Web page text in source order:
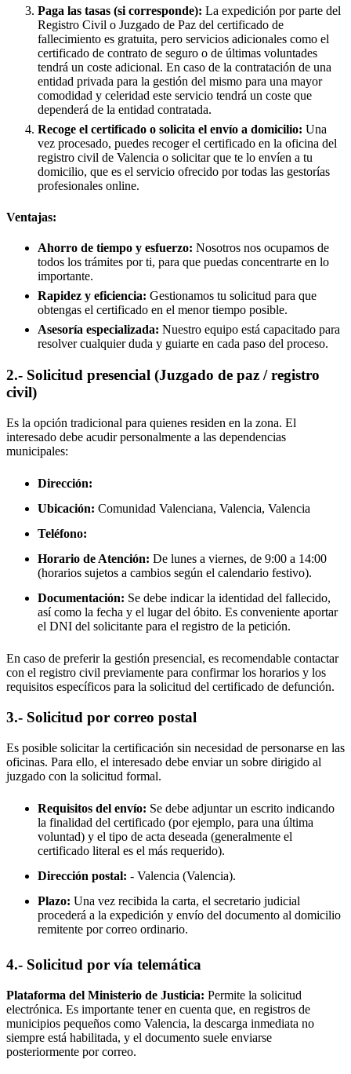
Paga las tasas (si corresponde): La expedición por parte del
Registro Civil o Juzgado de Paz del certificado de
fallecimiento es gratuita, pero servicios adicionales como el
certificado de contrato de seguro o de últimas voluntades
tendrá un coste adicional. En caso de la contratación de una
entidad privada para la gestión del mismo para una mayor
comodidad y celeridad este servicio tendrá un coste que
dependerá de la entidad contratada.
Recoge el certificado o solicita el envío a domicilio: Una
vez procesado, puedes recoger el certificado en la oficina del
registro civil de Valencia o solicitar que te lo envíen a tu
domicilio, que es el servicio ofrecido por todas las gestorías
profesionales online.
Ventajas:
Ahorro de tiempo y esfuerzo: Nosotros nos ocupamos de
todos los trámites por ti, para que puedas concentrarte en lo
importante.
Rapidez y eficiencia: Gestionamos tu solicitud para que
obtengas el certificado en el menor tiempo posible.
Asesoría especializada: Nuestro equipo está capacitado para
resolver cualquier duda y guiarte en cada paso del proceso.
2.- Solicitud presencial (Juzgado de paz / registro
civil)
Es la opción tradicional para quienes residen en la zona. El
interesado debe acudir personalmente a las dependencias
municipales:
Dirección:
Ubicación: Comunidad Valenciana, Valencia, Valencia
Teléfono:
Horario de Atención: De lunes a viernes, de 9:00 a 14:00
(horarios sujetos a cambios según el calendario festivo).
Documentación: Se debe indicar la identidad del fallecido,
así como la fecha y el lugar del óbito. Es conveniente aportar
el DNI del solicitante para el registro de la petición.
En caso de preferir la gestión presencial, es recomendable contactar
con el registro civil previamente para confirmar los horarios y los
requisitos específicos para la solicitud del certificado de defunción.
3.- Solicitud por correo postal
Es posible solicitar la certificación sin necesidad de personarse en las
oficinas. Para ello, el interesado debe enviar un sobre dirigido al
juzgado con la solicitud formal.
Requisitos del envío: Se debe adjuntar un escrito indicando
la finalidad del certificado (por ejemplo, para una última
voluntad) y el tipo de acta deseada (generalmente el
certificado literal es el más requerido).
Dirección postal: - Valencia (Valencia).
Plazo: Una vez recibida la carta, el secretario judicial
procederá a la expedición y envío del documento al domicilio
remitente por correo ordinario.
4.- Solicitud por vía telemática
Plataforma del Ministerio de Justicia: Permite la solicitud
electrónica. Es importante tener en cuenta que, en registros de
municipios pequeños como Valencia, la descarga inmediata no
siempre está habilitada, y el documento suele enviarse
posteriormente por correo.